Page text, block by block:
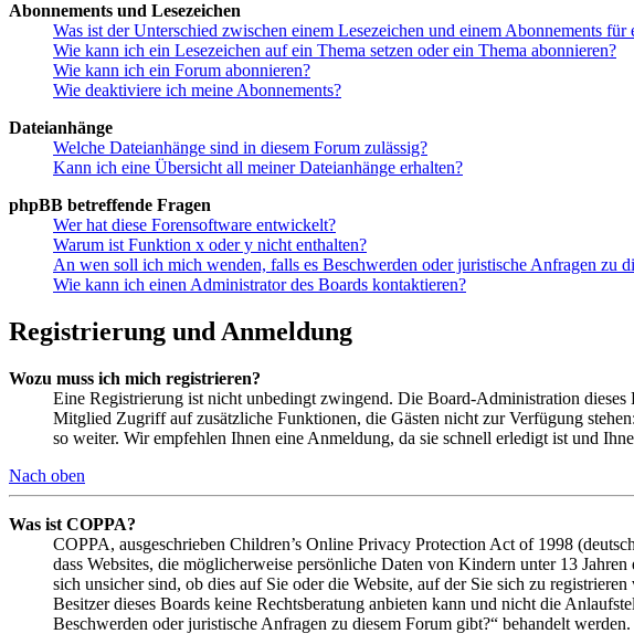
Abonnements und Lesezeichen
Was ist der Unterschied zwischen einem Lesezeichen und einem Abonnements für
Wie kann ich ein Lesezeichen auf ein Thema setzen oder ein Thema abonnieren?
Wie kann ich ein Forum abonnieren?
Wie deaktiviere ich meine Abonnements?
Dateianhänge
Welche Dateianhänge sind in diesem Forum zulässig?
Kann ich eine Übersicht all meiner Dateianhänge erhalten?
phpBB betreffende Fragen
Wer hat diese Forensoftware entwickelt?
Warum ist Funktion x oder y nicht enthalten?
An wen soll ich mich wenden, falls es Beschwerden oder juristische Anfragen zu
Wie kann ich einen Administrator des Boards kontaktieren?
Registrierung und Anmeldung
Wozu muss ich mich registrieren?
Eine Registrierung ist nicht unbedingt zwingend. Die Board-Administration dieses
Mitglied Zugriff auf zusätzliche Funktionen, die Gästen nicht zur Verfügung
so weiter. Wir empfehlen Ihnen eine Anmeldung, da sie schnell erledigt ist und
Nach oben
Was ist COPPA?
COPPA, ausgeschrieben Children’s Online Privacy Protection Act of 1998
dass Websites, die möglicherweise persönliche Daten von Kindern unter 13
sich unsicher sind, ob dies auf Sie oder die Website, auf der Sie sich zu
Besitzer dieses Boards keine Rechtsberatung anbieten kann und nicht die
Beschwerden oder juristische Anfragen zu diesem Forum gibt?“ behandelt werden.